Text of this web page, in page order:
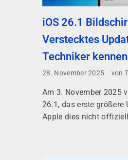
iOS 26.1
Verstecktes
Techniker
28. November 2025 von
Am 3. November 2025
26.1, das erste größere
Apple dies nicht